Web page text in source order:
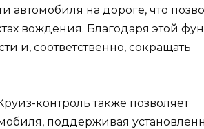
автомобиля на дороге, что
вождения. Благодаря этой
и, соответственно, сокращать
контроль также позволяет
поддерживая